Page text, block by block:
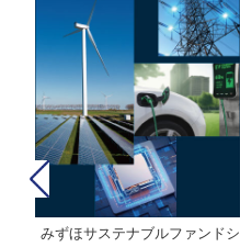
みずほサステナブルファンドシ